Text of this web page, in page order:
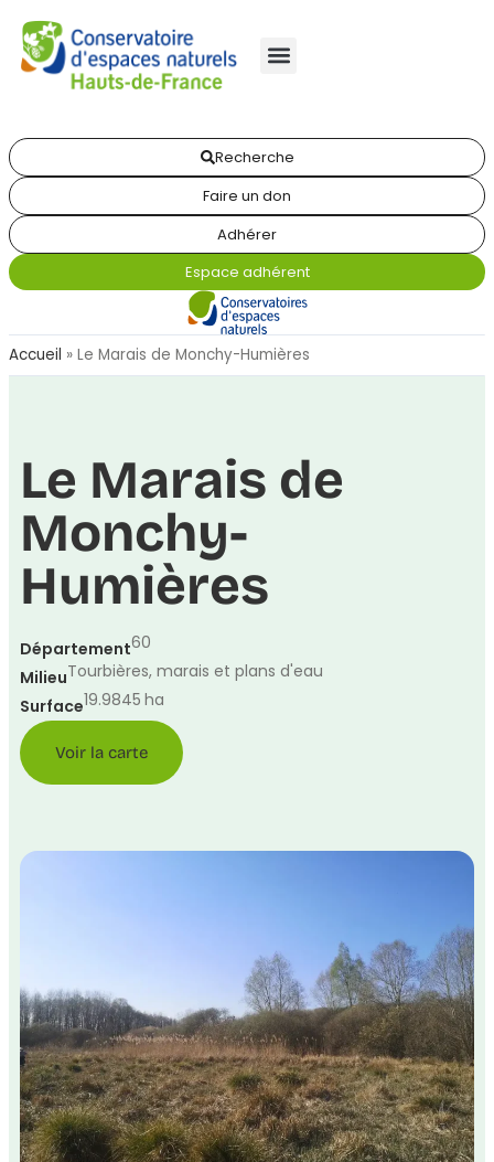
Recherche
Faire un don
Adhérer
Espace adhérent
Accueil » Le Marais de Monchy-Humières
Le Marais de
Monchy-
Humières
Département60
MilieuTourbières, marais et plans d'eau
Surface19.9845 ha
Voir la carte